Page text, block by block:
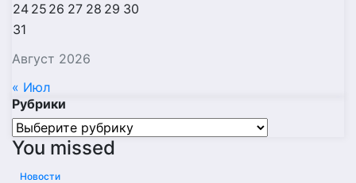
Август 2026
24 25 26 27 28 29 30
31
« Июл
Рубрики
Рубрики
You missed
Новости